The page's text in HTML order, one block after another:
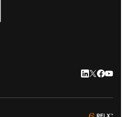
LinkedIn se
Twitter se